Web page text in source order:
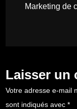
Marketing de
Laisser un
Votre adresse e-mail
sont indiqués avec*